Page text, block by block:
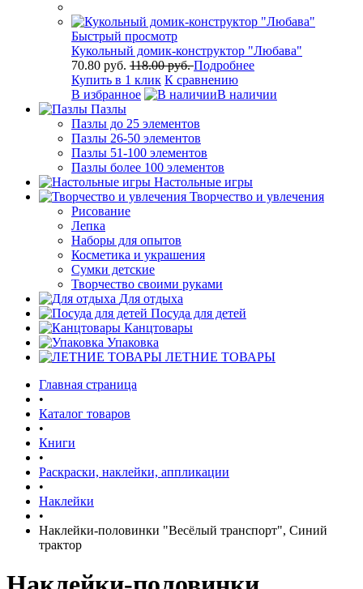
Быстрый просмотр
Кукольный домик-конструктор "Любава"
70.80 руб. 118.00 руб.Подробнее
Купить в 1 клик К сравнению
В избранное
В наличии
Пазлы
Пазлы до 25 элементов
Пазлы 26-50 элементов
Пазлы 51-100 элементов
Пазлы более 100 элементов
Настольные игры
Творчество и увлечения
Рисование
Лепка
Наборы для опытов
Косметика и украшения
Сумки детские
Творчество своими руками
Для отдыха
Посуда для детей
Канцтовары
Упаковка
ЛЕТНИЕ ТОВАРЫ
Главная страница
•
Каталог товаров
•
Книги
•
Раскраски, наклейки, аппликации
•
Наклейки
•
Наклейки-половинки "Весёлый транспорт", Синий
трактор